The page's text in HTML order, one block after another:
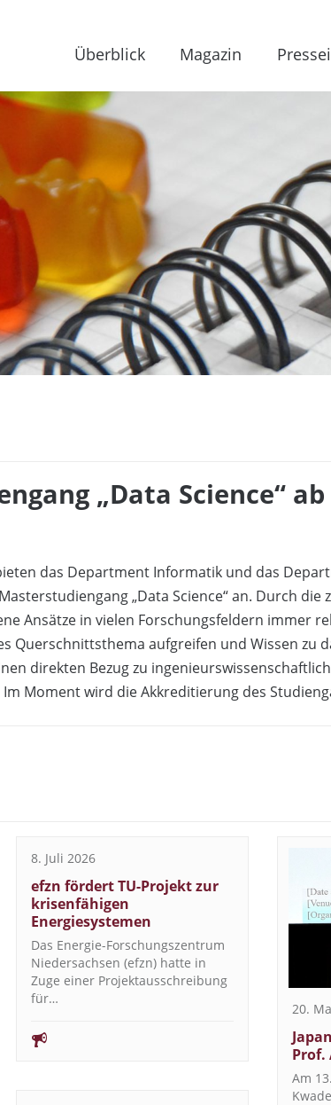
Überblick Magazin
„Data Science“ ab
das Department Informatik und das
„Data Science“ an. Durch die
Ansätze in vielen Forschungsfeldern immer
Querschnittsthema aufgreifen und Wissen zu
direkten Bezug zu
Moment wird die Akkreditierung des
8. Juli 2026
efzn fördert TU-Projekt zur
krisenfähigen
Energiesystemen
Das Energie-Forschungszentrum
Niedersachsen (efzn) hatte in
Zuge einer Projektausschreibung
für…
20.
Prof.
Am